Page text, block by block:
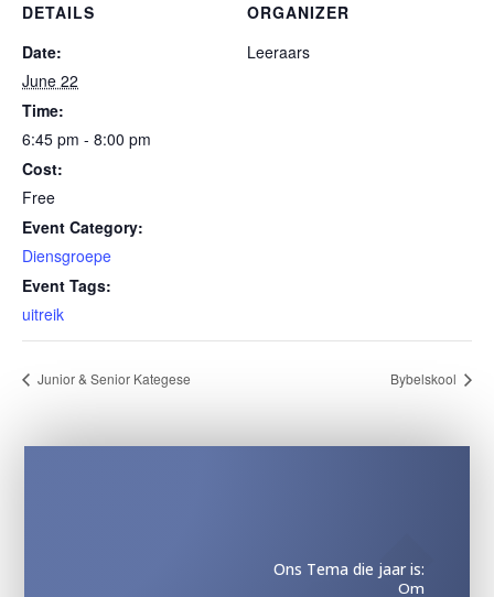
DETAILS
Date:
June 22
Time:
6:45 pm - 8:00 pm
Cost:
Free
Event Category:
Diensgroepe
Event Tags:
uitreik
ORGANIZER
Leeraars
Junior & Senior Kategese Bybelskool
Ons Tema die jaar is:
Om